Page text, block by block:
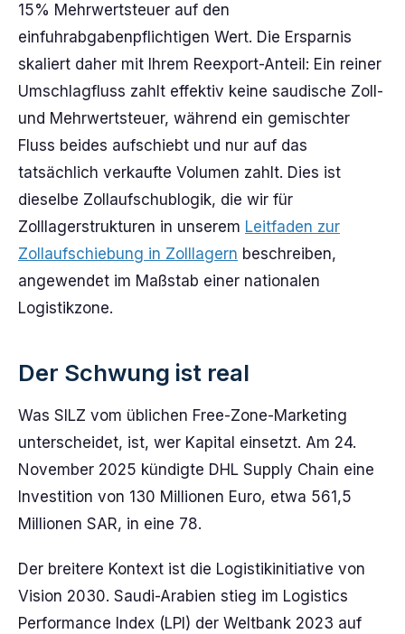
15% Mehrwertsteuer auf den
einfuhrabgabenpflichtigen Wert. Die Ersparnis
skaliert daher mit Ihrem Reexport-Anteil: Ein reiner
Umschlagfluss zahlt effektiv keine saudische Zoll-
und Mehrwertsteuer, während ein gemischter
Fluss beides aufschiebt und nur auf das
tatsächlich verkaufte Volumen zahlt. Dies ist
dieselbe Zollaufschublogik, die wir für
Zolllagerstrukturen in unserem Leitfaden zur
Zollaufschiebung in Zolllagern beschreiben,
angewendet im Maßstab einer nationalen
Logistikzone.
Der Schwung ist real
Was SILZ vom üblichen Free-Zone-Marketing
unterscheidet, ist, wer Kapital einsetzt. Am 24.
November 2025 kündigte DHL Supply Chain eine
Investition von 130 Millionen Euro, etwa 561,5
Millionen SAR, in eine 78.
Der breitere Kontext ist die Logistikinitiative von
Vision 2030. Saudi-Arabien stieg im Logistics
Performance Index (LPI) der Weltbank 2023 auf